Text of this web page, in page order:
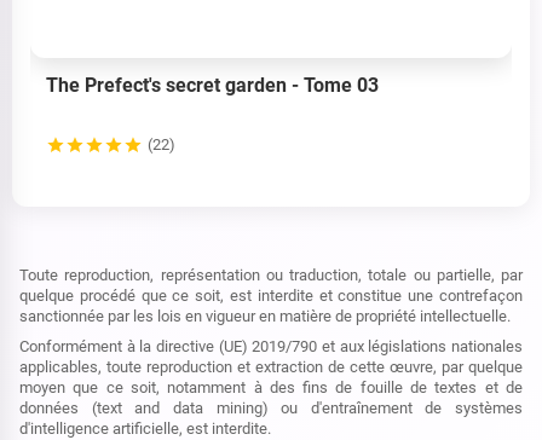
The Prefect's secret garden - Tome 03
(22)
Toute reproduction, représentation ou traduction, totale ou partielle, par
quelque procédé que ce soit, est interdite et constitue une contrefaçon
sanctionnée par les lois en vigueur en matière de propriété intellectuelle.
Conformément à la directive (UE) 2019/790 et aux législations nationales
applicables, toute reproduction et extraction de cette œuvre, par quelque
moyen que ce soit, notamment à des fins de fouille de textes et de
données (text and data mining) ou d'entraînement de systèmes
d'intelligence artificielle, est interdite.